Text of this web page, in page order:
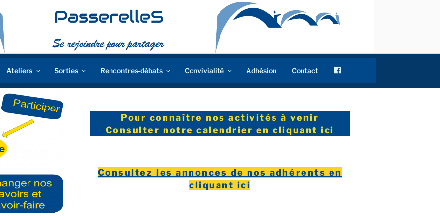
Ateliers Sorties Rencontres-débats Convivialité Adhésion Contact
c
b
Pour connaître nos activités à venir
Consulter notre calendrier en cliquant ici
Consultez les annonces de nos adhérents en
cliquant ici